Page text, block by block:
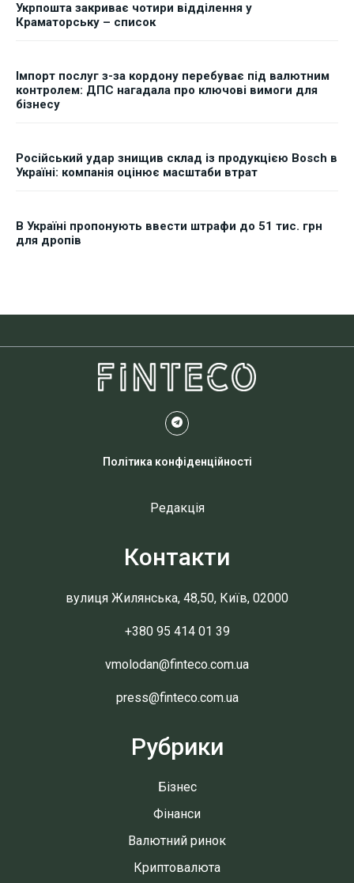
Укрпошта закриває чотири відділення у
Краматорську – список
Імпорт послуг з-за кордону перебуває під валютним
контролем: ДПС нагадала про ключові вимоги для
бізнесу
Російський удар знищив склад із продукцією Bosch в
Україні: компанія оцінює масштаби втрат
В Україні пропонують ввести штрафи до 51 тис. грн
для дропів
Політика конфіденційності
Редакція
Контакти
вулиця Жилянська, 48,50, Київ, 02000
+380 95 414 01 39
vmolodan@finteco.com.ua
press@finteco.com.ua
Рубрики
Бізнес
Фінанси
Валютний ринок
Криптовалюта